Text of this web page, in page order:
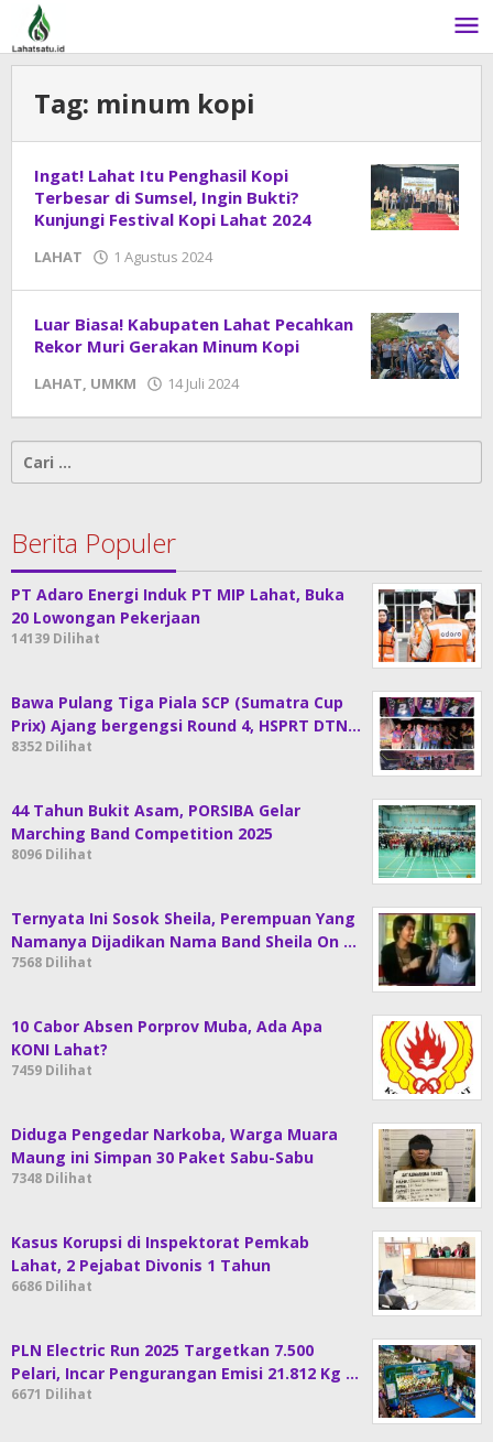
Lewati
konten
Tag: minum kopi
Ingat! Lahat Itu Penghasil Kopi
Terbesar di Sumsel, Ingin Bukti?
Kunjungi Festival Kopi Lahat 2024
LAHAT 1 Agustus 2024
Luar Biasa! Kabupaten Lahat Pecahkan
Rekor Muri Gerakan Minum Kopi
LAHAT, UMKM 14 Juli 2024
Cari
untuk:
Berita Populer
PT Adaro Energi Induk PT MIP Lahat, Buka
20 Lowongan Pekerjaan
14139 Dilihat
Bawa Pulang Tiga Piala SCP (Sumatra Cup
Prix) Ajang bergengsi Round 4, HSPRT DTN…
8352 Dilihat
44 Tahun Bukit Asam, PORSIBA Gelar
Marching Band Competition 2025
8096 Dilihat
Ternyata Ini Sosok Sheila, Perempuan Yang
Namanya Dijadikan Nama Band Sheila On …
7568 Dilihat
10 Cabor Absen Porprov Muba, Ada Apa
KONI Lahat?
7459 Dilihat
Diduga Pengedar Narkoba, Warga Muara
Maung ini Simpan 30 Paket Sabu-Sabu
7348 Dilihat
Kasus Korupsi di Inspektorat Pemkab
Lahat, 2 Pejabat Divonis 1 Tahun
6686 Dilihat
PLN Electric Run 2025 Targetkan 7.500
Pelari, Incar Pengurangan Emisi 21.812 Kg …
6671 Dilihat